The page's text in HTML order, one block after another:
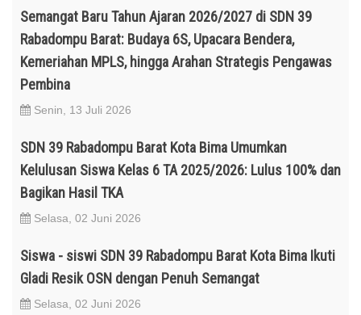
Semangat Baru Tahun Ajaran 2026/2027 di SDN 39
Rabadompu Barat: Budaya 6S, Upacara Bendera,
Kemeriahan MPLS, hingga Arahan Strategis Pengawas
Pembina
Senin, 13 Juli 2026
SDN 39 Rabadompu Barat Kota Bima Umumkan
Kelulusan Siswa Kelas 6 TA 2025/2026: Lulus 100% dan
Bagikan Hasil TKA
Selasa, 02 Juni 2026
Siswa - siswi SDN 39 Rabadompu Barat Kota Bima Ikuti
Gladi Resik OSN dengan Penuh Semangat
Selasa, 02 Juni 2026